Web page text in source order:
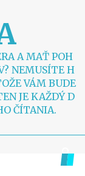
A MAŤ POH
NEMUSÍTE H
VÁM BUDE
JE KAŽDÝ D
ČÍTANIA.